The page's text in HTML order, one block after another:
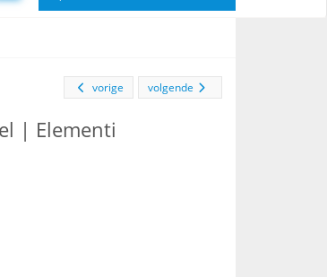
volgende
vorige
| Elementi